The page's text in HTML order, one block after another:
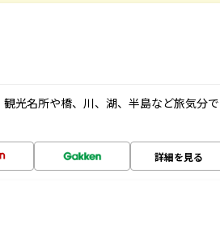
光名所や橋、川、湖、半島など旅気分で
詳細を見る